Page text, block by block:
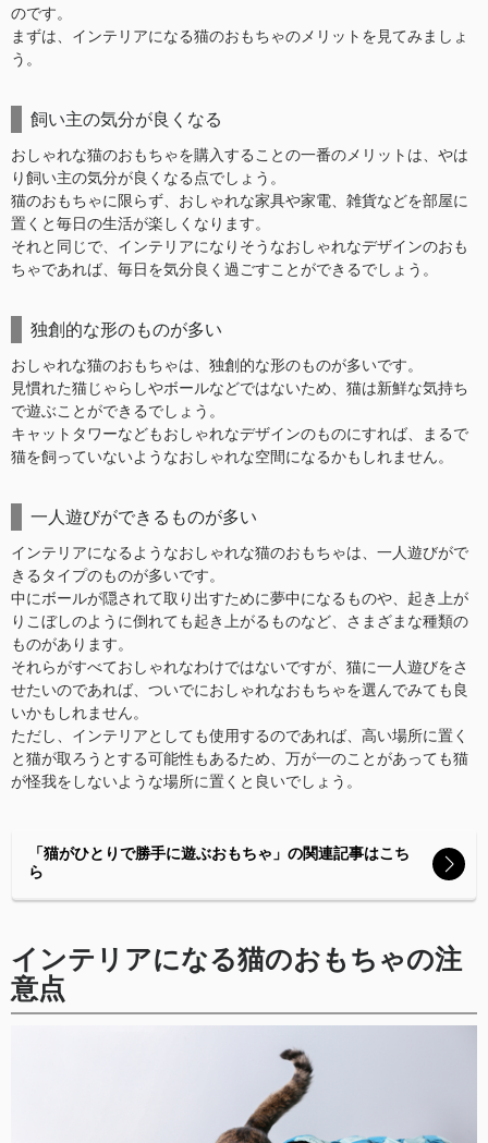
のです。
まずは、インテリアになる猫のおもちゃのメリットを見てみましょ
う。
飼い主の気分が良くなる
おしゃれな猫のおもちゃを購入することの一番のメリットは、やは
り飼い主の気分が良くなる点でしょう。
猫のおもちゃに限らず、おしゃれな家具や家電、雑貨などを部屋に
置くと毎日の生活が楽しくなります。
それと同じで、インテリアになりそうなおしゃれなデザインのおも
ちゃであれば、毎日を気分良く過ごすことができるでしょう。
独創的な形のものが多い
おしゃれな猫のおもちゃは、独創的な形のものが多いです。
見慣れた猫じゃらしやボールなどではないため、猫は新鮮な気持ち
で遊ぶことができるでしょう。
キャットタワーなどもおしゃれなデザインのものにすれば、まるで
猫を飼っていないようなおしゃれな空間になるかもしれません。
一人遊びができるものが多い
インテリアになるようなおしゃれな猫のおもちゃは、一人遊びがで
きるタイプのものが多いです。
中にボールが隠されて取り出すために夢中になるものや、起き上が
りこぼしのように倒れても起き上がるものなど、さまざまな種類の
ものがあります。
それらがすべておしゃれなわけではないですが、猫に一人遊びをさ
せたいのであれば、ついでにおしゃれなおもちゃを選んでみても良
いかもしれません。
ただし、インテリアとしても使用するのであれば、高い場所に置く
と猫が取ろうとする可能性もあるため、万が一のことがあっても猫
が怪我をしないような場所に置くと良いでしょう。
「猫がひとりで勝手に遊ぶおもちゃ」の関連記事はこち
ら
インテリアになる猫のおもちゃの注
意点